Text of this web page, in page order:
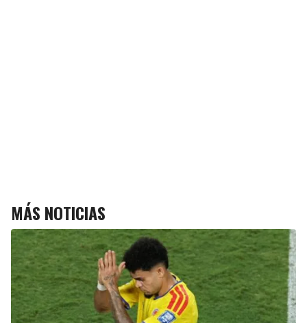
MÁS NOTICIAS